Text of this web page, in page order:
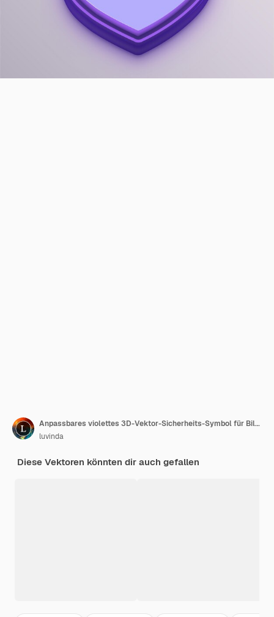
Anpassbares violettes 3D-Vektor-Sicherheits-Symbol für Bildung, Wirtschaft und Medien
luvinda
Diese Vektoren könnten dir auch gefallen